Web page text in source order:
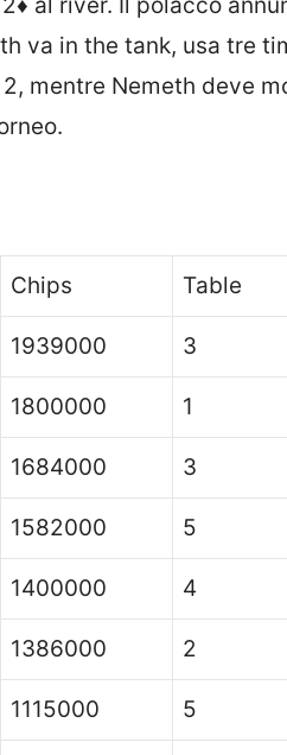
2♦ al river. Il polacco
va in the tank, usa tre
mentre Nemeth deve
Chips Table
1939000 3
1800000 1
1684000 3
1582000 5
1400000 4
1386000 2
1115000 5